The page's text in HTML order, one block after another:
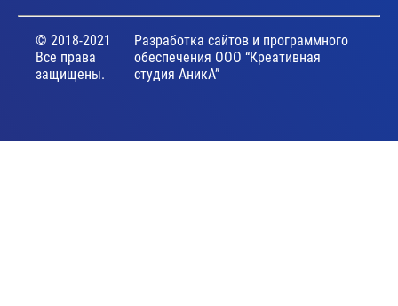
© 2018-2021
Все права
защищены.
Разработка сайтов и программного
обеспечения ООО “Креативная
студия АникА”